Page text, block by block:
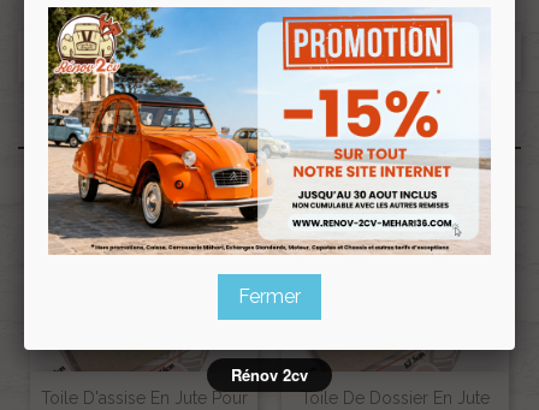
Produits associés
Toile D'assise En Jute Pour
Toile De Dossier En Jute
Fermer
Rénov 2cv